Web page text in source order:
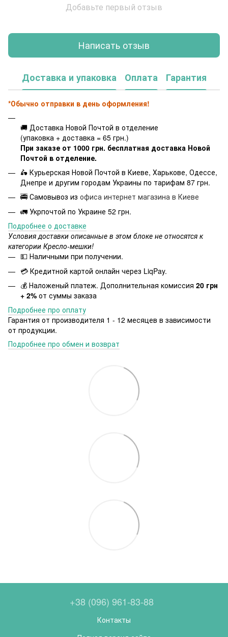
Добавьте первый отзыв
Написать отзыв
Доставка и упаковка Оплата Гарантия
*Обычно отправки в день оформления!
🚚 Доставка Новой Почтой в отделение
(упаковка + доставка = 65 грн.)
При заказе от 1000 грн. бесплатная доставка Новой
Почтой в отделение.
🛵 Курьерская Новой Почтой в Киеве, Харькове, Одессе,
Днепре и другим городам Украины по тарифам 87 грн.
🚎 Самовывоз из офиса интернет магазина в Киеве
🚛 Укрпочтой по Украине 52 грн.
Подробнее о доставке
Условия доставки описанные в этом блоке не относятся к
категории Кресло-мешки!
💵 Наличными при получении.
💳 Кредитной картой онлайн через LiqPay.
💰 Наложеный платеж. Дополнительная комиссия 20 грн
+ 2% от суммы заказа
Подробнее про оплату
Гарантия от производителя 1 - 12 месяцев в зависимости
от продукции.
Подробнее про обмен и возврат
+38 (096) 961-83-88
Контакты